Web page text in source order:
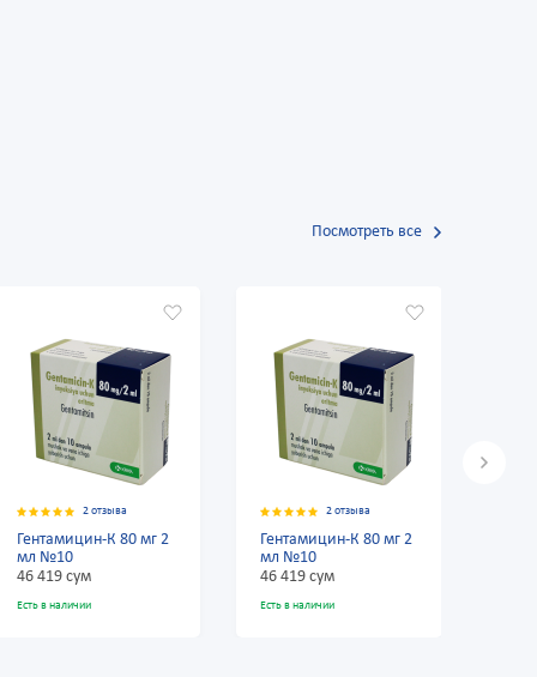
Посмотреть все
2 отзыва
Гентамицин-К 80 мг 2
мл №10
46 419 сум
Есть в наличии
2 отзыва
Гентамицин-К 80 мг 2
мл №10
46 419 сум
Есть в наличии